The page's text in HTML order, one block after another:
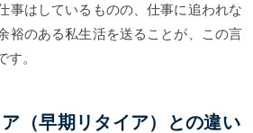
事はしているものの、仕事に追われな
裕のある私生活を送ることが、この言
。
（早期リタイア）との違い